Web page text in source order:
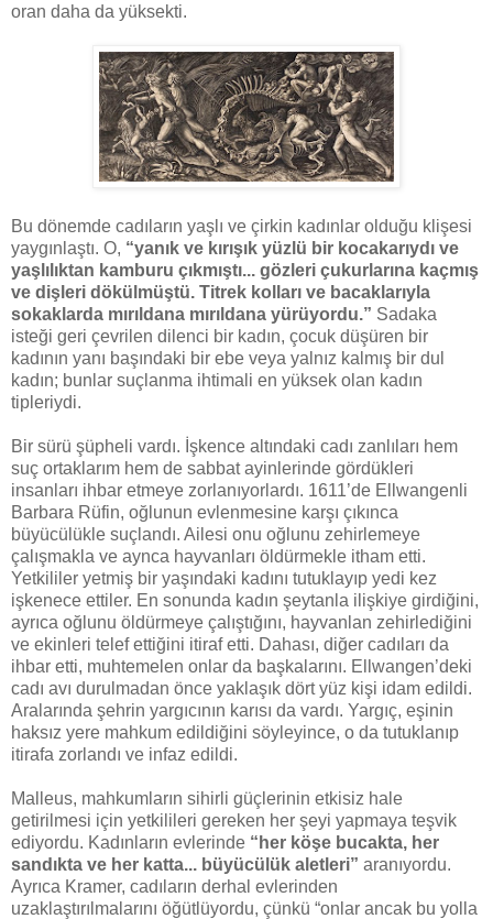
oran daha da yüksekti.
Bu dönemde cadıların yaşlı ve çirkin kadınlar olduğu klişesi
yaygınlaştı. O, “yanık ve kırışık yüzlü bir kocakarıydı ve
yaşlılıktan kamburu çıkmıştı... gözleri çukurlarına kaçmış
ve dişleri dökülmüştü. Titrek kolları ve bacaklarıyla
sokaklarda mırıldana mırıldana yürüyordu.” Sadaka
isteği geri çevrilen dilenci bir kadın, çocuk düşüren bir
kadının yanı başındaki bir ebe veya yalnız kalmış bir dul
kadın; bunlar suçlanma ihtimali en yüksek olan kadın
tipleriydi.
Bir sürü şüpheli vardı. İşkence altındaki cadı zanlıları hem
suç ortaklarım hem de sabbat ayinlerinde gördükleri
insanları ihbar etmeye zorlanıyorlardı. 1611’de Ellwangenli
Barbara Rüfin, oğlunun evlenmesine karşı çıkınca
büyücülükle suçlandı. Ailesi onu oğlunu zehirlemeye
çalışmakla ve aynca hayvanları öldürmekle itham etti.
Yetkililer yetmiş bir yaşındaki kadını tutuklayıp yedi kez
işkenece ettiler. En sonunda kadın şeytanla ilişkiye girdiğini,
ayrıca oğlunu öldürmeye çalıştığını, hayvanlan zehirlediğini
ve ekinleri telef ettiğini itiraf etti. Dahası, diğer cadıları da
ihbar etti, muhtemelen onlar da başkalarını. Ellwangen’deki
cadı avı durulmadan önce yaklaşık dört yüz kişi idam edildi.
Aralarında şehrin yargıcının karısı da vardı. Yargıç, eşinin
haksız yere mahkum edildiğini söyleyince, o da tutuklanıp
itirafa zorlandı ve infaz edildi.
Malleus, mahkumların sihirli güçlerinin etkisiz hale
getirilmesi için yetkilileri gereken her şeyi yapmaya teşvik
ediyordu. Kadınların evlerinde “her köşe bucakta, her
sandıkta ve her katta... büyücülük aletleri” aranıyordu.
Ayrıca Kramer, cadıların derhal evlerinden
uzaklaştırılmalarını öğütlüyordu, çünkü “onlar ancak bu yolla